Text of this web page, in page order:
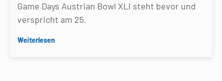
Game Days Austrian Bowl XLI steht bevor und
verspricht am 25.
Weiterlesen